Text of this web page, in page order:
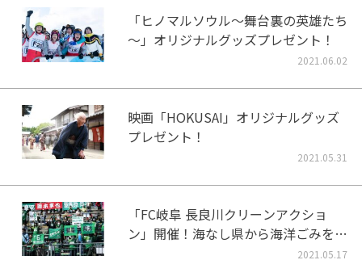
「ヒノマルソウル～舞台裏の英雄たち
～」オリジナルグッズプレゼント！
2021.06.02
映画「HOKUSAI」オリジナルグッズ
プレゼント！
2021.05.31
「FC岐阜 長良川クリーンアクショ
ン」開催！海なし県から海洋ごみをな
2021.05.17